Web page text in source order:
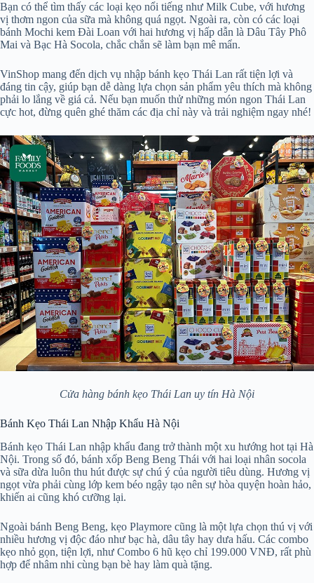
Bạn có thể tìm thấy các loại kẹo nổi tiếng như Milk Cube, với hương
vị thơm ngon của sữa mà không quá ngọt. Ngoài ra, còn có các loại
bánh Mochi kem Đài Loan với hai hương vị hấp dẫn là Dâu Tây Phô
Mai và Bạc Hà Socola, chắc chắn sẽ làm bạn mê mẩn.
VinShop mang đến dịch vụ nhập bánh kẹo Thái Lan rất tiện lợi và
đáng tin cậy, giúp bạn dễ dàng lựa chọn sản phẩm yêu thích mà không
phải lo lắng về giá cả. Nếu bạn muốn thử những món ngon Thái Lan
cực hot, đừng quên ghé thăm các địa chỉ này và trải nghiệm ngay nhé!
Cửa hàng bánh kẹo Thái Lan uy tín Hà Nội
Bánh Kẹo Thái Lan Nhập Khẩu Hà Nội
Bánh kẹo Thái Lan nhập khẩu đang trở thành một xu hướng hot tại Hà
Nội. Trong số đó, bánh xốp Beng Beng Thái với hai loại nhân socola
và sữa dừa luôn thu hút được sự chú ý của người tiêu dùng. Hương vị
ngọt vừa phải cùng lớp kem béo ngậy tạo nên sự hòa quyện hoàn hảo,
khiến ai cũng khó cưỡng lại.
Ngoài bánh Beng Beng, kẹo Playmore cũng là một lựa chọn thú vị với
nhiều hương vị độc đáo như bạc hà, dâu tây hay dưa hấu. Các combo
kẹo nhỏ gọn, tiện lợi, như Combo 6 hũ kẹo chỉ 199.000 VNĐ, rất phù
hợp để nhâm nhi cùng bạn bè hay làm quà tặng.